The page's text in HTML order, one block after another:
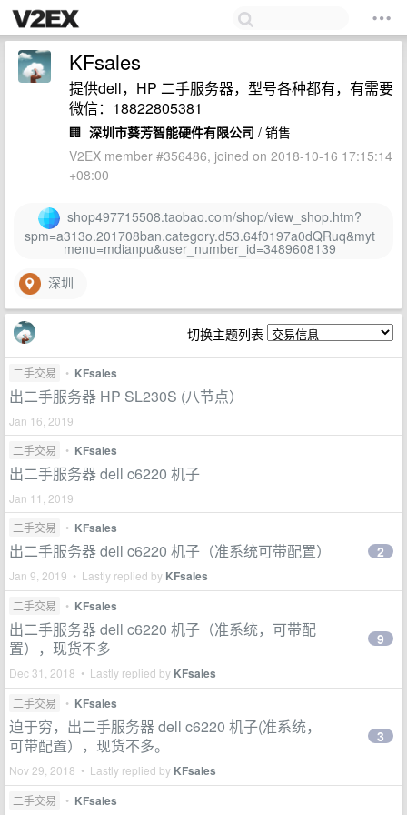
KFsales
提供dell，HP 二手服务器，型号各种都有，有需要
微信：18822805381
🏢 深圳市葵芳智能硬件有限公司 / 销售
V2EX member #356486, joined on 2018-10-16 17:15:14
+08:00
shop497715508.taobao.com/shop/view_shop.htm?
spm=a313o.201708ban.category.d53.64f0197a0dQRuq&myt
menu=mdianpu&user_number_id=3489608139
深圳
切换主题列表
二手交易 • KFsales
出二手服务器 HP SL230S (八节点）
Jan 16, 2019
二手交易
• KFsales
出二手服务器 dell c6220 机子
Jan 11, 2019
二手交易
• KFsales
出二手服务器 dell c6220 机子（准系统可带配置）
Jan 9, 2019 • Lastly replied by KFsales
2
二手交易 • KFsales
出二手服务器 dell c6220 机子（准系统，可带配
置），现货不多
Dec 31, 2018 • Lastly replied by KFsales
9
二手交易 • KFsales
迫于穷，出二手服务器 dell c6220 机子(准系统，
可带配置），现货不多。
Nov 29, 2018 • Lastly replied by KFsales
3
二手交易 • KFsales